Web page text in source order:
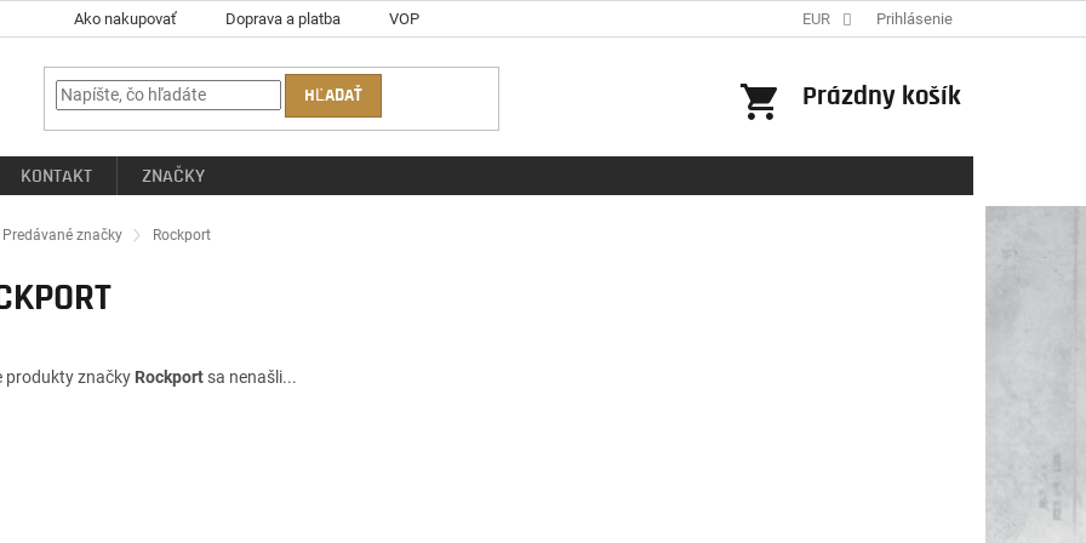
Ako nakupovať Doprava a platba VOP EUR Prihlásenie
HĽADAŤ
NÁKUPNÝ
Prázdny košík
KONTAKT ZNAČKY
Predávané značky Rockport
produkty značky Rockport sa nenašli...